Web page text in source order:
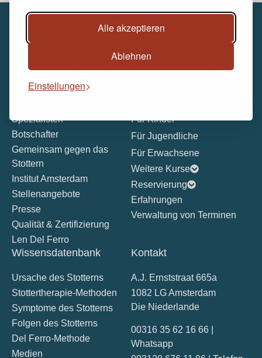
Alle akzeptieren
Ablehnen
Einstellungen
Seit 1978 arbeiten wir an einer stotterfreien
Del Ferro
Spezialisten
Botschafter
Gemeinsam gegen das
Stottern
Institut Amsterdam
Stellenangebote
Presse
Qualität & Zertifizierung
Len Del Ferro
Für Kinder
Für Jugendliche
Für Erwachsene
Weitere Kurse
Reservierung
Erfahrungen
Verwaltung von Terminen
Wissensdatenbank
Ursache des Stotterns
Stottertherapie-Methoden
Symptome des Stotterns
Folgen des Stotterns
Del Ferro-Methode
Medien
Kontakt
A.J. Ernststraat 665a
1082 LG Amsterdam
Die Niederlande
00316 35 62 16 66 |
Whatsapp